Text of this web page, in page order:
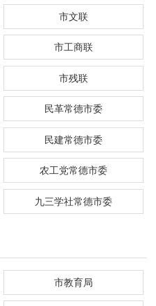
市文联
市工商联
市残联
民革常德市委
民建常德市委
农工党常德市委
九三学社常德市委
市教育局